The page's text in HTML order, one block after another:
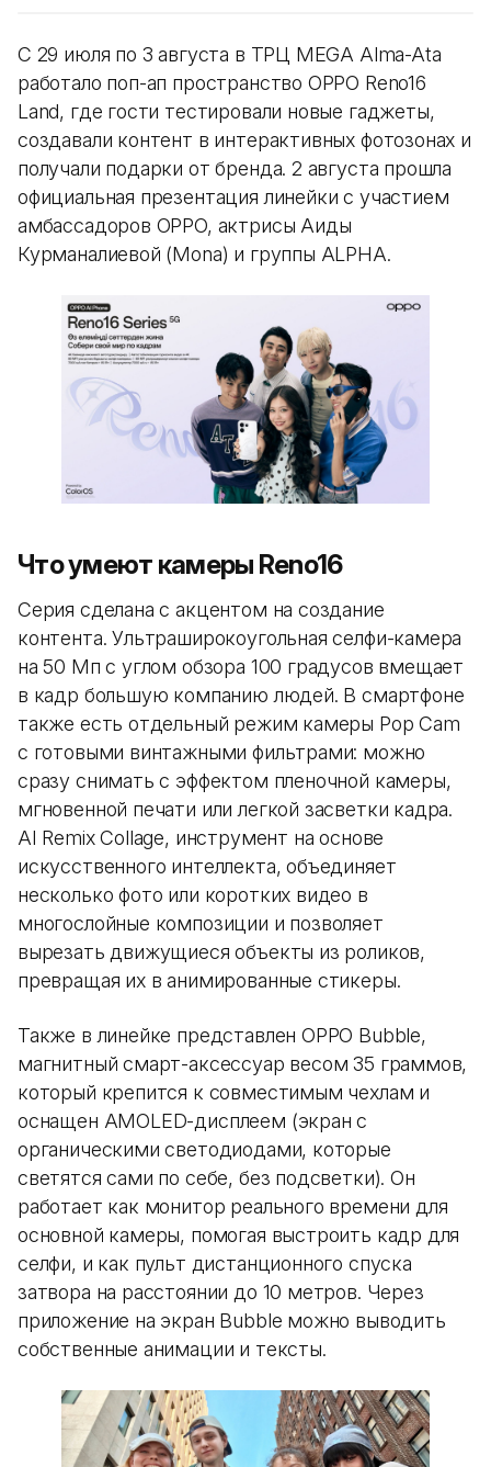
С 29 июля по 3 августа в ТРЦ MEGA Alma-Ata
работало поп-ап пространство OPPO Reno16
Land, где гости тестировали новые гаджеты,
создавали контент в интерактивных фотозонах и
получали подарки от бренда. 2 августа прошла
официальная презентация линейки с участием
амбассадоров OPPO, актрисы Аиды
Курманалиевой (Mona) и группы ALPHA.
Что умеют камеры Reno16
Серия сделана с акцентом на создание
контента. Ультраширокоугольная селфи-камера
на 50 Мп с углом обзора 100 градусов вмещает
в кадр большую компанию людей. В смартфоне
также есть отдельный режим камеры Pop Cam
с готовыми винтажными фильтрами: можно
сразу снимать с эффектом пленочной камеры,
мгновенной печати или легкой засветки кадра.
AI Remix Collage, инструмент на основе
искусственного интеллекта, объединяет
несколько фото или коротких видео в
многослойные композиции и позволяет
вырезать движущиеся объекты из роликов,
превращая их в анимированные стикеры.
Также в линейке представлен OPPO Bubble,
магнитный смарт-аксессуар весом 35 граммов,
который крепится к совместимым чехлам и
оснащен AMOLED-дисплеем (экран с
органическими светодиодами, которые
светятся сами по себе, без подсветки). Он
работает как монитор реального времени для
основной камеры, помогая выстроить кадр для
селфи, и как пульт дистанционного спуска
затвора на расстоянии до 10 метров. Через
приложение на экран Bubble можно выводить
собственные анимации и тексты.